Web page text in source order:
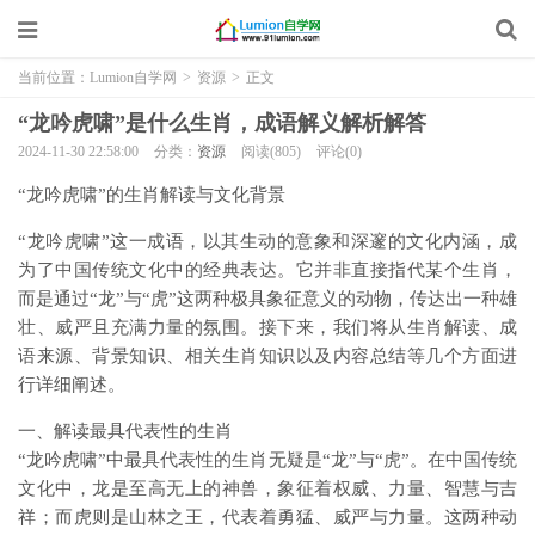
当前位置： Lumion自学网 > 资源 > 正文
“龙吟虎啸”是什么生肖，成语解义解析解答
2024-11-30 22:58:00 分类： 资源 阅读(805) 评论(0)
“龙吟虎啸”的生肖解读与文化背景
“龙吟虎啸”这一成语，以其生动的意象和深邃的文化内涵，成
为了中国传统文化中的经典表达。它并非直接指代某个生肖，
而是通过“龙”与“虎”这两种极具象征意义的动物，传达出一种雄
壮、威严且充满力量的氛围。接下来，我们将从生肖解读、成
语来源、背景知识、相关生肖知识以及内容总结等几个方面进
行详细阐述。
一、解读最具代表性的生肖
“龙吟虎啸”中最具代表性的生肖无疑是“龙”与“虎”。在中国传统
文化中，龙是至高无上的神兽，象征着权威、力量、智慧与吉
祥；而虎则是山林之王，代表着勇猛、威严与力量。这两种动